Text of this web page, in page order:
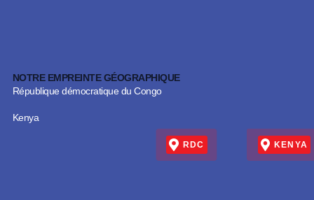
NOTRE EMPREINTE GÉOGRAPHIQUE
République démocratique du Congo
Kenya
RDC KENYA